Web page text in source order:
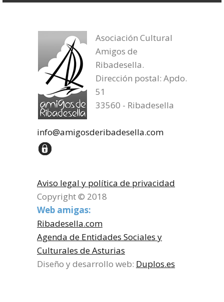
Asociación Cultural
Amigos de
Ribadesella.
Dirección postal: Apdo.
51
33560 - Ribadesella
info@amigosderibadesella.com
Aviso legal y política de privacidad
Copyright © 2018
Web amigas:
Ribadesella.com
Agenda de Entidades Sociales y
Culturales de Asturias
Diseño y desarrollo web: Duplos.es